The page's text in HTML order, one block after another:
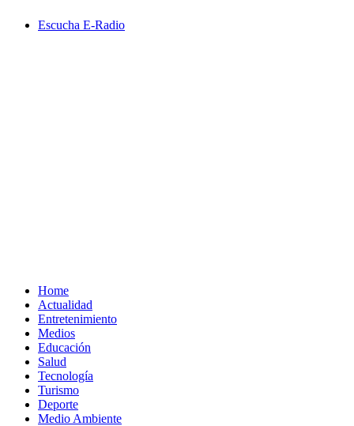
Escucha E-Radio
Home
Actualidad
Entretenimiento
Medios
Educación
Salud
Tecnología
Turismo
Deporte
Medio Ambiente